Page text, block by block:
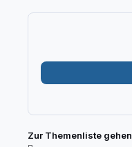
Zur Themenliste gehen